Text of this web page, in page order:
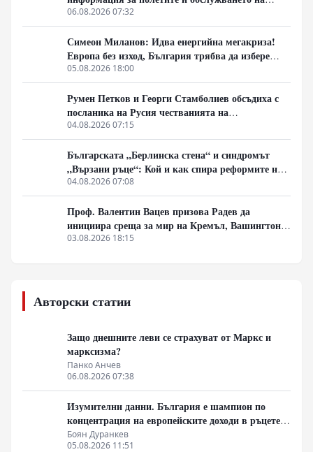
чужди военни самолети у нас
06.08.2026 07:32
Симеон Миланов: Идва енергийна мегакриза!
Европа без изход, България трябва да избере
сама пътя си
05.08.2026 18:00
Румен Петков и Георги Стамболиев обсъдиха с
посланика на Русия честванията на
Шипченската епопея и осъдиха медийните лъжи
за събитията в храм „Св. Неделя“
04.08.2026 07:15
Българската „Берлинска стена“ и синдромът
„Вързани ръце“: Кой и как спира реформите на
генерал Румен Радев?
04.08.2026 07:08
Проф. Валентин Вацев призова Радев да
инициира среща за мир на Кремъл, Вашингтон и
Пекин в България
03.08.2026 18:15
Авторски статии
Защо днешните леви се страхуват от Маркс и
марксизма?
Панко Анчев
06.08.2026 07:38
Изумителни данни. България е шампион по
концентрация на европейските доходи в ръцете
на най-богатия 1%, надминава и САЩ
Боян Дуранкев
05.08.2026 11:51